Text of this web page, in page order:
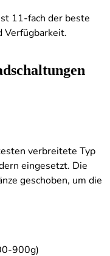
11-fach der beste
Verfügbarkeit.
verbreitete Typ
eingesetzt. Die
geschoben, um die
900g)